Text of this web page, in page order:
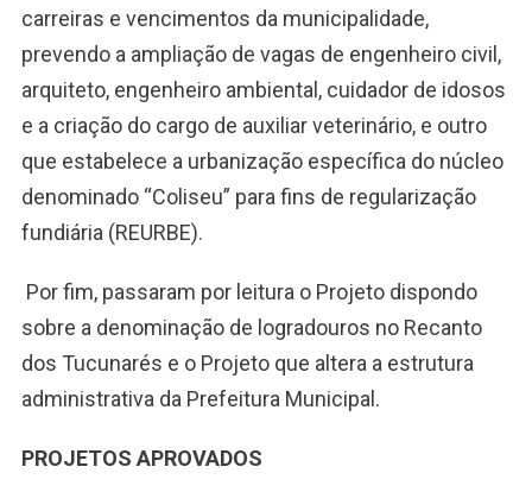
carreiras e vencimentos da municipalidade,
prevendo a ampliação de vagas de engenheiro civil,
arquiteto, engenheiro ambiental, cuidador de idosos
e a criação do cargo de auxiliar veterinário, e outro
que estabelece a urbanização específica do núcleo
denominado “Coliseu” para fins de regularização
fundiária (REURBE).
Por fim, passaram por leitura o Projeto dispondo
sobre a denominação de logradouros no Recanto
dos Tucunarés e o Projeto que altera a estrutura
administrativa da Prefeitura Municipal.
PROJETOS APROVADOS